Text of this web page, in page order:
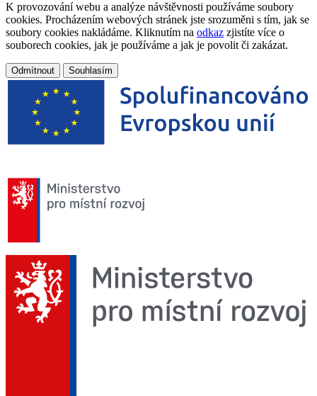
K provozování webu a analýze návštěvnosti používáme soubory
cookies. Procházením webových stránek jste srozuměni s tím, jak se
soubory cookies nakládáme. Kliknutím na odkaz zjistíte více o
souborech cookies, jak je používáme a jak je povolit či zakázat.
Odmítnout Souhlasím